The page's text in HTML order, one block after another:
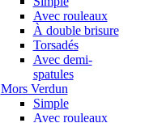
Avec rouleaux
À double brisure
Torsadés
Avec demi-
spatules
Mors Verdun
Simple
Avec rouleaux